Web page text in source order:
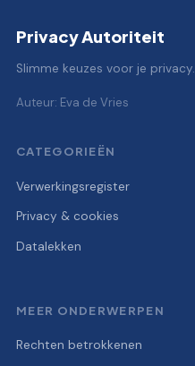
Privacy Autoriteit
Slimme keuzes voor je privacy.
Auteur: Eva de Vries
CATEGORIEËN
Verwerkingsregister
Privacy & cookies
Datalekken
MEER ONDERWERPEN
Rechten betrokkenen